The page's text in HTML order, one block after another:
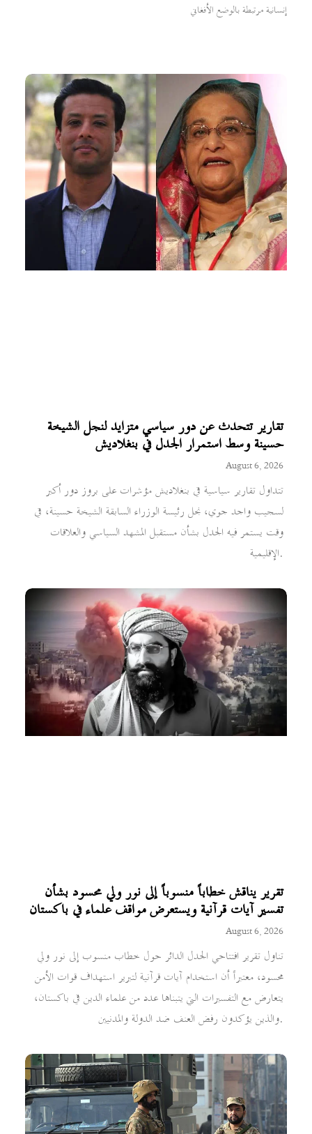
تقارير تتحدث عن دور سياسي متزايد لنجل الشيخة
حسينة وسط استمرار الجدل في بنغلاديش
August 6, 2026
تتداول تقارير سياسية في بنغلاديش مؤشرات على بروز دور أكبر
لسجيب واجد جوي، نجل رئيسة الوزراء السابقة الشيخة حسينة، في
وقت يستمر فيه الجدل بشأن مستقبل المشهد السياسي والعلاقات
الإقليمية.
تقرير يناقش خطاباً منسوباً إلى نور ولي محسود بشأن
تفسير آيات قرآنية ويستعرض مواقف علماء في باكستان
August 6, 2026
تناول تقرير افتتاحي الجدل الدائر حول خطاب منسوب إلى نور ولي
محسود، معتبراً أن استخدام آيات قرآنية لتبرير استهداف قوات الأمن
يتعارض مع التفسيرات التي يتبناها عدد من علماء الدين في باكستان،
والذين يؤكدون رفض العنف ضد الدولة والمدنيين.
إنسانية مرتبطة بالوضع الأفغاني